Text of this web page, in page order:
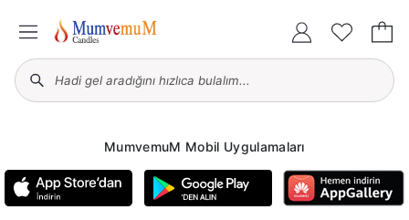
MumvemuM Mobil Uygulamaları